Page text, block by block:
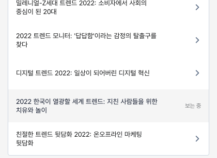
밀레니얼-Z세대 트렌드 2022: 소비자에서 사회의
중심이 된 20대
2022 트렌드 모니터: '답답함'이라는 감정의 탈출구를
찾다
디지털 트렌드 2022: 일상이 되어버린 디지털 혁신
2022 한국이 열광할 세계 트렌드: 지친 사람들을 위한
치유와 놀이
보는 중
친절한 트렌드 뒷담화 2022: 온오프라인 마케팅
뒷담화